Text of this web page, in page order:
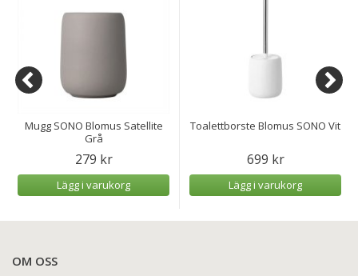
Mugg SONO Blomus Satellite
Grå
279 kr
Lägg i varukorg
Toalettborste Blomus SONO Vit
699 kr
Lägg i varukorg
OM OSS